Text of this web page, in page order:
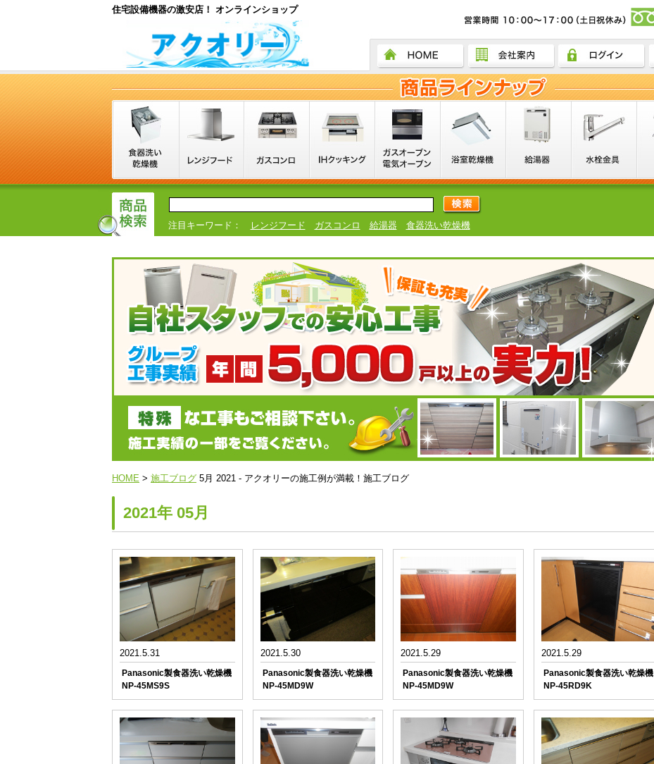
住宅設備機器の激安店！ オンラインショップ
注目キーワード： レンジフード ガスコンロ 給湯器 食器洗い乾燥機
HOME > 施工ブログ 5月 2021 - アクオリーの施工例が満載！施工ブログ
2021年 05月
2021.5.31
Panasonic製食器洗い乾燥機
NP-45MS9S
2021.5.30
Panasonic製食器洗い乾燥機
NP-45MD9W
2021.5.29
Panasonic製食器洗い乾燥機
NP-45MD9W
2021.5.29
Panasonic製食器洗い乾燥機
NP-45RD9K